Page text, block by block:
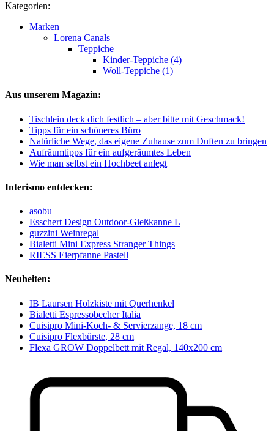
Kategorien:
Marken
Lorena Canals
Teppiche
Kinder-Teppiche (4)
Woll-Teppiche (1)
Aus unserem Magazin:
Tischlein deck dich festlich – aber bitte mit Geschmack!
Tipps für ein schöneres Büro
Natürliche Wege, das eigene Zuhause zum Duften zu bringen
Aufräumtipps für ein aufgeräumtes Leben
Wie man selbst ein Hochbeet anlegt
Interismo entdecken:
asobu
Esschert Design Outdoor-Gießkanne L
guzzini Weinregal
Bialetti Mini Express Stranger Things
RIESS Eierpfanne Pastell
Neuheiten:
IB Laursen Holzkiste mit Querhenkel
Bialetti Espressobecher Italia
Cuisipro Mini-Koch- & Servierzange, 18 cm
Cuisipro Flexbürste, 28 cm
Flexa GROW Doppelbett mit Regal, 140x200 cm